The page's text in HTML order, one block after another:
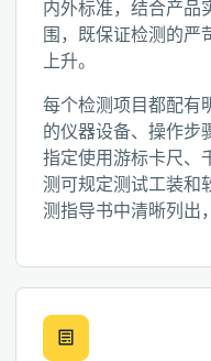
内外标准，结合产品
围，既保证检测的严
上升。
每个检测项目都配有
的仪器设备、操作步
指定使用游标卡尺、
测可规定测试工装和
测指导书中清晰列出